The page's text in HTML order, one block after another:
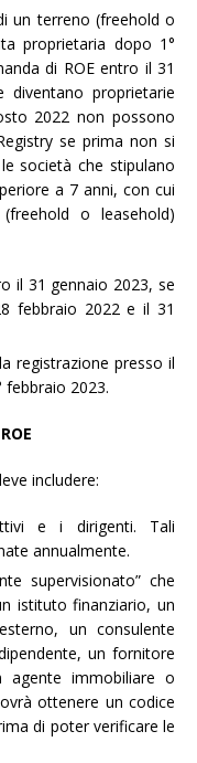
un terreno (freehold o
proprietaria dopo 1°
di ROE entro il 31
diventano proprietarie
2022 non possono
se prima non si
società che stipulano
a 7 anni, con cui
o leasehold)
il 31 gennaio 2023, se
febbraio 2022 e il 31
registrazione presso il
febbraio 2023.
includere:
e i dirigenti. Tali
annualmente.
supervisionato” che
istituto finanziario, un
un consulente
un fornitore
immobiliare o
ottenere un codice
di poter verificare le